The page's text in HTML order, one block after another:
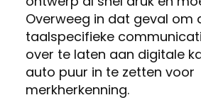
Overweeg in dat geval om
taalspecifieke
over te laten aan digitale
auto puur in te zetten voor
merkherkenning.